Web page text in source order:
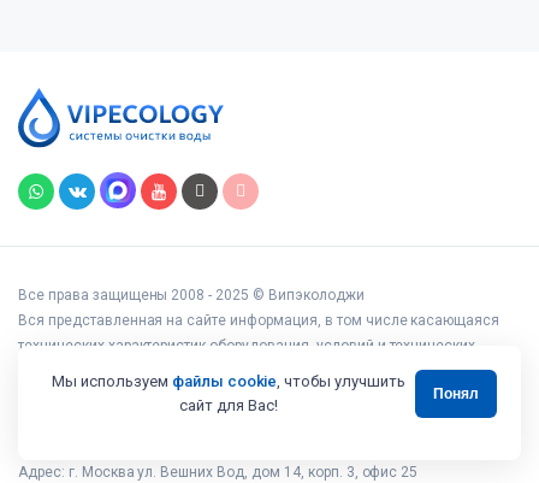
Все права защищены 2008 - 2025 © Випэколоджи
Вся представленная на сайте информация, в том числе касающаяся
технических характеристик оборудования, условий и технических
возможностей подключения, наличия на складе, стоимости товаров и
услуг, носит информационный характер и ни при каких условиях не
является публичной офертой, определяемой положениями статьи 437
Адрес: г. Москва ул. Вешних Вод, дом 14, корп. 3, офис 25
Мы используем файлы cookie, чтобы улучшить
сайт для Вас!
Понял